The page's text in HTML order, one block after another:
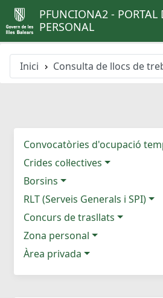
PFUNCIONA2 - PORTAL
PERSONAL
Inici Consulta de llocs de
Convocatòries d'ocupació
Crides col·lectives
Borsins
RLT (Serveis Generals i SPI)
Concurs de trasllats
Zona personal
Àrea privada